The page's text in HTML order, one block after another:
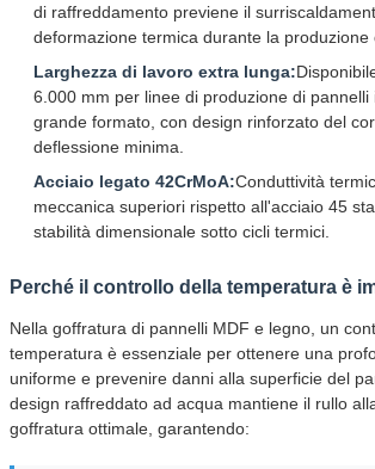
di raffreddamento previene il
deformazione termica durante la produzione
Larghezza di lavoro extra lunga:
6.000 mm per linee di produzione di pannelli
grande formato, con design rinforzato del
deflessione minima.
Acciaio legato 42CrMoA:Conduttività
meccanica superiori rispetto all'acciaio 45
stabilità dimensionale sotto cicli termici.
Perché il controllo della temperatura è
Nella goffratura di pannelli MDF e legno, un
temperatura è essenziale per ottenere una
uniforme e prevenire danni alla superficie del
design raffreddato ad acqua mantiene il rullo
goffratura ottimale, garantendo: